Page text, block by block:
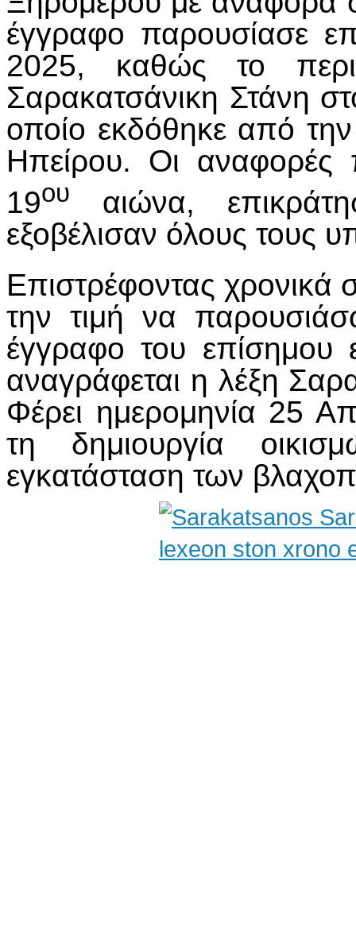
έγγραφο παρουσίασε
2025, καθώς το
Σαρακατσάνικη Στάνη
οποίο εκδόθηκε από
Ηπείρου. Οι
19ου
αιώνα,
εξοβέλισαν όλους τους
Επιστρέφοντας χρονικά
την τιμή να
έγγραφο του επίσημου
αναγράφεται η λέξη
Φέρει ημερομηνία 25
τη δημιουργία
εγκατάσταση των